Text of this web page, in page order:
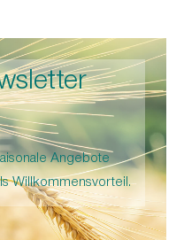
Angebote
Willkommensvorteil.